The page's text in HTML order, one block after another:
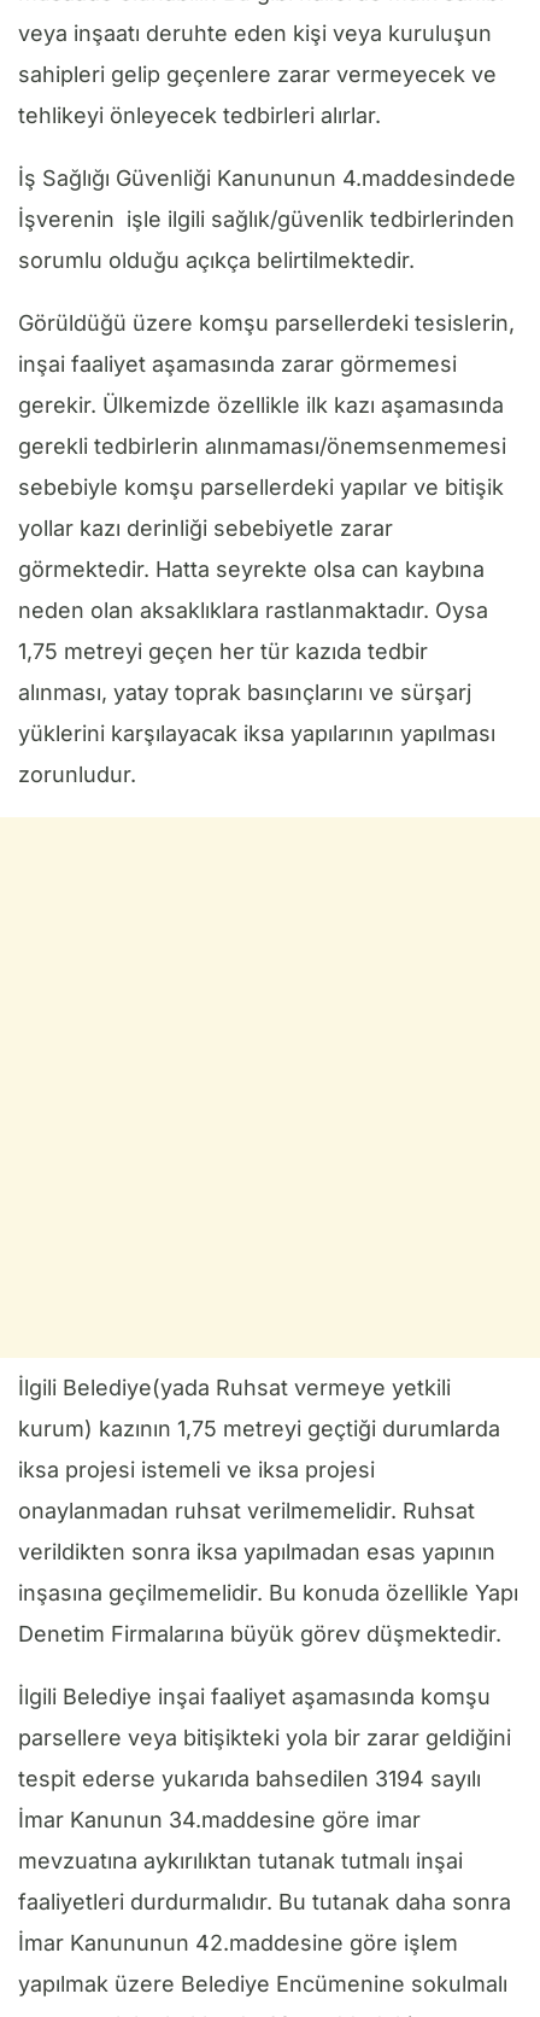
veya inşaatı deruhte eden kişi veya kuruluşun
sahipleri gelip geçenlere zarar vermeyecek ve
tehlikeyi önleyecek tedbirleri alırlar.
İş Sağlığı Güvenliği Kanununun 4.maddesindede
İşverenin işle ilgili sağlık/güvenlik tedbirlerinden
sorumlu olduğu açıkça belirtilmektedir.
Görüldüğü üzere komşu parsellerdeki tesislerin,
inşai faaliyet aşamasında zarar görmemesi
gerekir. Ülkemizde özellikle ilk kazı aşamasında
gerekli tedbirlerin alınmaması/önemsenmemesi
sebebiyle komşu parsellerdeki yapılar ve bitişik
yollar kazı derinliği sebebiyetle zarar
görmektedir. Hatta seyrekte olsa can kaybına
neden olan aksaklıklara rastlanmaktadır. Oysa
1,75 metreyi geçen her tür kazıda tedbir
alınması, yatay toprak basınçlarını ve sürşarj
yüklerini karşılayacak iksa yapılarının yapılması
zorunludur.
İlgili Belediye(yada Ruhsat vermeye yetkili
kurum) kazının 1,75 metreyi geçtiği durumlarda
iksa projesi istemeli ve iksa projesi
onaylanmadan ruhsat verilmemelidir. Ruhsat
verildikten sonra iksa yapılmadan esas yapının
inşasına geçilmemelidir. Bu konuda özellikle Yapı
Denetim Firmalarına büyük görev düşmektedir.
İlgili Belediye inşai faaliyet aşamasında komşu
parsellere veya bitişikteki yola bir zarar geldiğini
tespit ederse yukarıda bahsedilen 3194 sayılı
İmar Kanunun 34.maddesine göre imar
mevzuatına aykırılıktan tutanak tutmalı inşai
faaliyetleri durdurmalıdır. Bu tutanak daha sonra
İmar Kanununun 42.maddesine göre işlem
yapılmak üzere Belediye Encümenine sokulmalı